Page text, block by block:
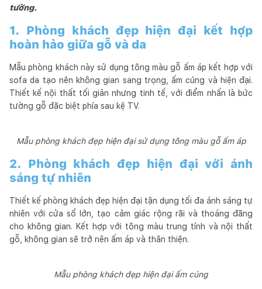
tưởng.
1. Phòng khách đẹp hiện đại kết hợp
hoàn hảo giữa gỗ và da
Mẫu phòng khách này sử dụng tông màu gỗ ấm áp kết hợp với
sofa da tạo nên không gian sang trọng, ấm cúng và hiện đại.
Thiết kế nội thất tối giản nhưng tinh tế, với điểm nhấn là bức
tường gỗ đặc biệt phía sau kệ TV.
Mẫu phòng khách đẹp hiện đại sử dụng tông màu gỗ ấm áp
2. Phòng khách đẹp hiện đại với ánh
sáng tự nhiên
Thiết kế phòng khách đẹp hiện đại tận dụng tối đa ánh sáng tự
nhiên với cửa sổ lớn, tạo cảm giác rộng rãi và thoáng đãng
cho không gian. Kết hợp với tông màu trung tính và nội thất
gỗ, không gian sẽ trở nên ấm áp và thân thiện.
Mẫu phòng khách đẹp hiện đại ấm cúng